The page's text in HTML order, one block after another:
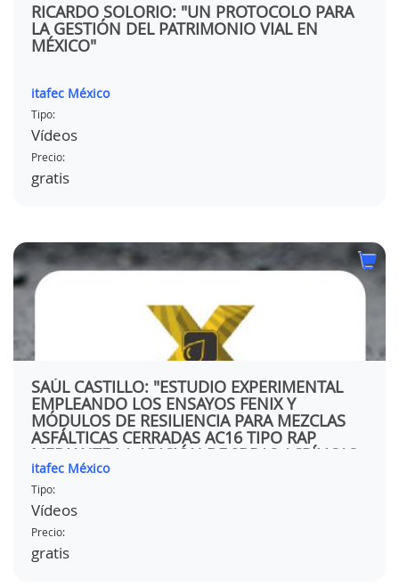
RICARDO SOLORIO: "UN PROTOCOLO PARA
LA GESTIÓN DEL PATRIMONIO VIAL EN
MÉXICO"
itafec México
Tipo:
Vídeos
Precio:
gratis
SAÚL CASTILLO: "ESTUDIO EXPERIMENTAL
EMPLEANDO LOS ENSAYOS FENIX Y
MÓDULOS DE RESILIENCIA PARA MEZCLAS
ASFÁLTICAS CERRADAS AC16 TIPO RAP
MEDIANTE LA ADICIÓN DE ?BRAS ACRÍLICAS
MEXICANAS"
itafec México
Tipo:
Vídeos
Precio:
gratis